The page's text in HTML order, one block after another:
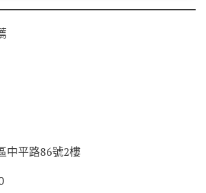
中平路86號2樓